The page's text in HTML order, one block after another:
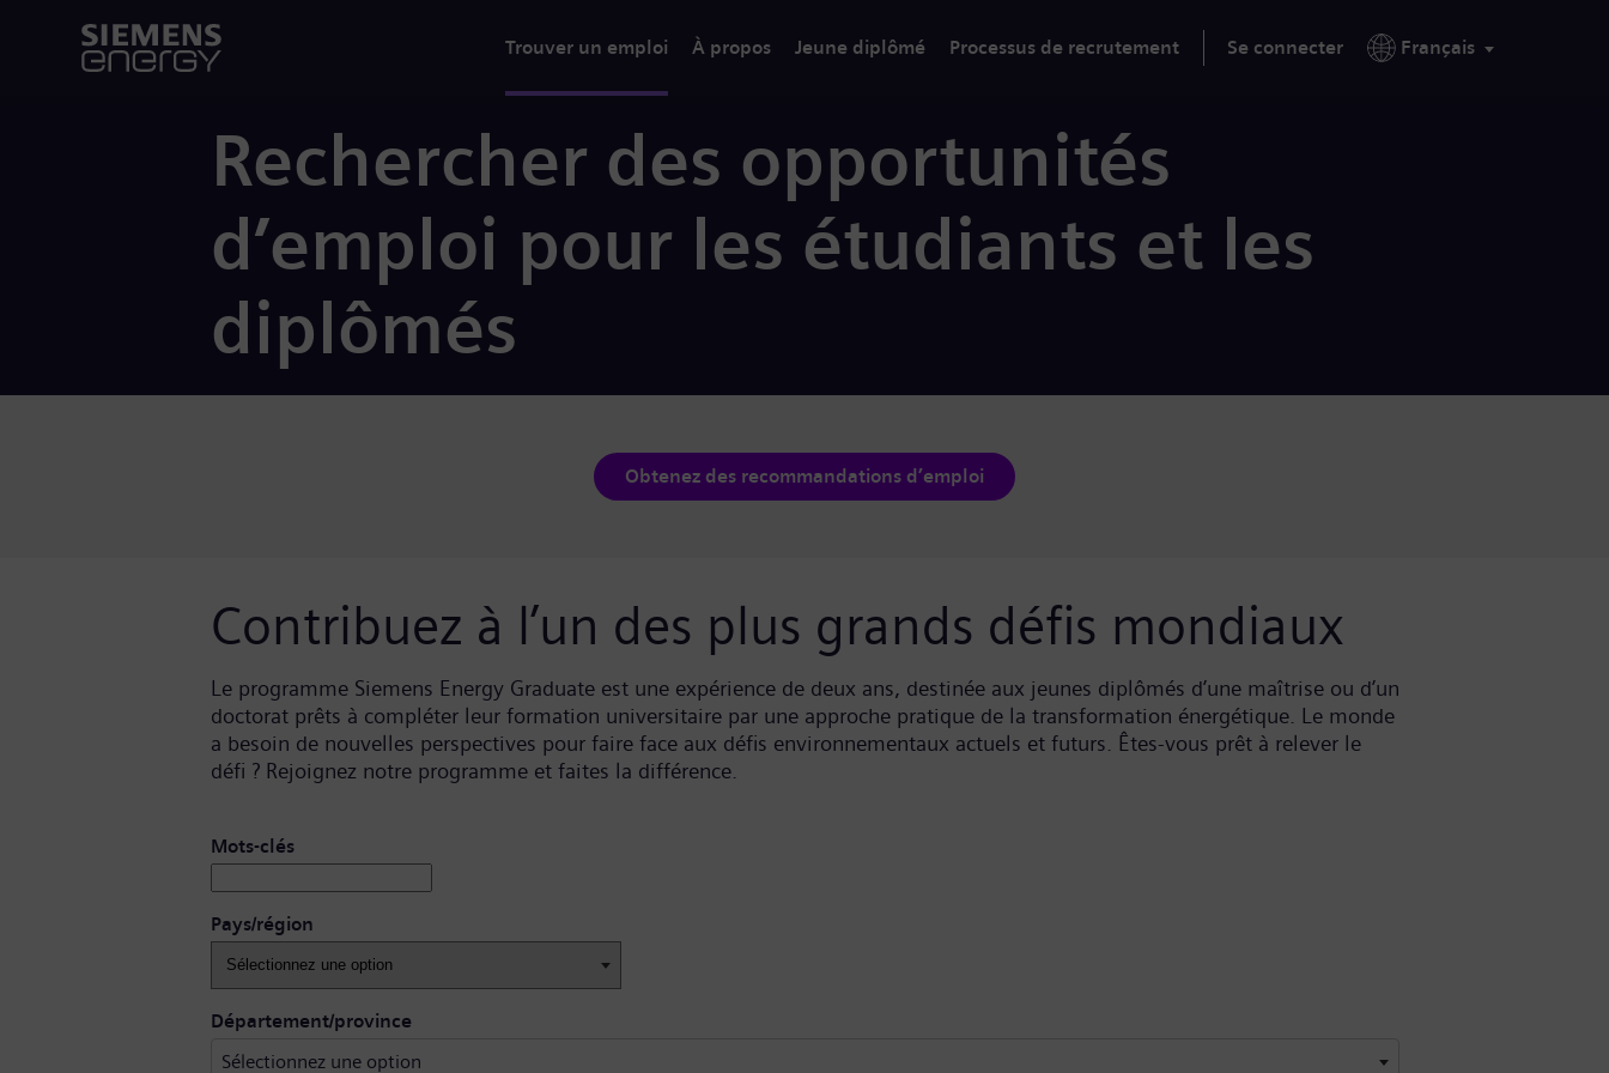
Trouver un emploi À propos Jeune diplômé Processus de recrutement Se connecter Français
Rechercher des opportunités
d’emploi pour les étudiants et les
diplômés
Obtenez des recommandations d’emploi
Contribuez à l’un des plus grands défis mondiaux
Le programme Siemens Energy Graduate est une expérience de deux ans, destinée aux jeunes diplômés d’une maîtrise ou d’un
doctorat prêts à compléter leur formation universitaire par une approche pratique de la transformation énergétique. Le monde
a besoin de nouvelles perspectives pour faire face aux défis environnementaux actuels et futurs. Êtes-vous prêt à relever le
défi ? Rejoignez notre programme et faites la différence.
Rechercher des postes vacants
Mots-clés
Pays/région
Département/provinceSélectionnez une option
Sélectionnez une option